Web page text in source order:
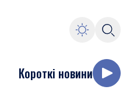
Короткі новини